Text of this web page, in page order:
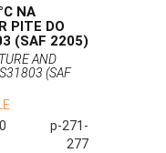
NA
PITE DO
(SAF 2205)
AND
(SAF
p-271-
277